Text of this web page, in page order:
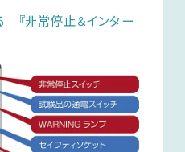
『非常停止＆インター